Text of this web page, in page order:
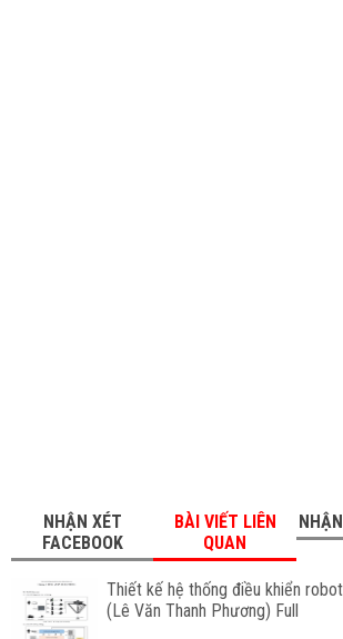
NHẬN XÉT
FACEBOOK
BÀI VIẾT LIÊN
QUAN
Thiết kế hệ thống điều khiển
(Lê Văn Thanh Phương) Full